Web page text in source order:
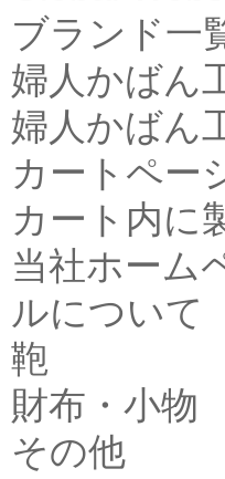
ブランド一
婦人かばん
婦人かばん
カートペー
カート内に
当社ホーム
ルについて
鞄
財布・小物
その他